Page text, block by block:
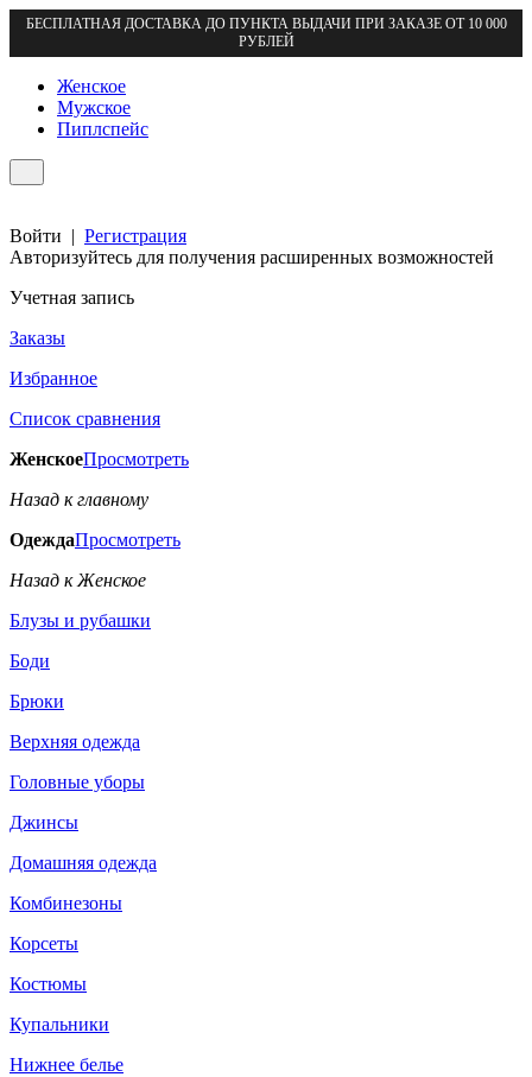
БЕСПЛАТНАЯ ДОСТАВКА ДО ПУНКТА ВЫДАЧИ ПРИ ЗАКАЗЕ ОТ 10 000
РУБЛЕЙ
Женское
Мужское
Пиплспейс
Войти | Регистрация
Авторизуйтесь для получения расширенных возможностей
Учетная запись
Заказы
Избранное
Список сравнения
ЖенскоеПросмотреть
Назад к главному
ОдеждаПросмотреть
Назад к Женское
Блузы и рубашки
Боди
Брюки
Верхняя одежда
Головные уборы
Джинсы
Домашняя одежда
Комбинезоны
Корсеты
Костюмы
Купальники
Нижнее белье